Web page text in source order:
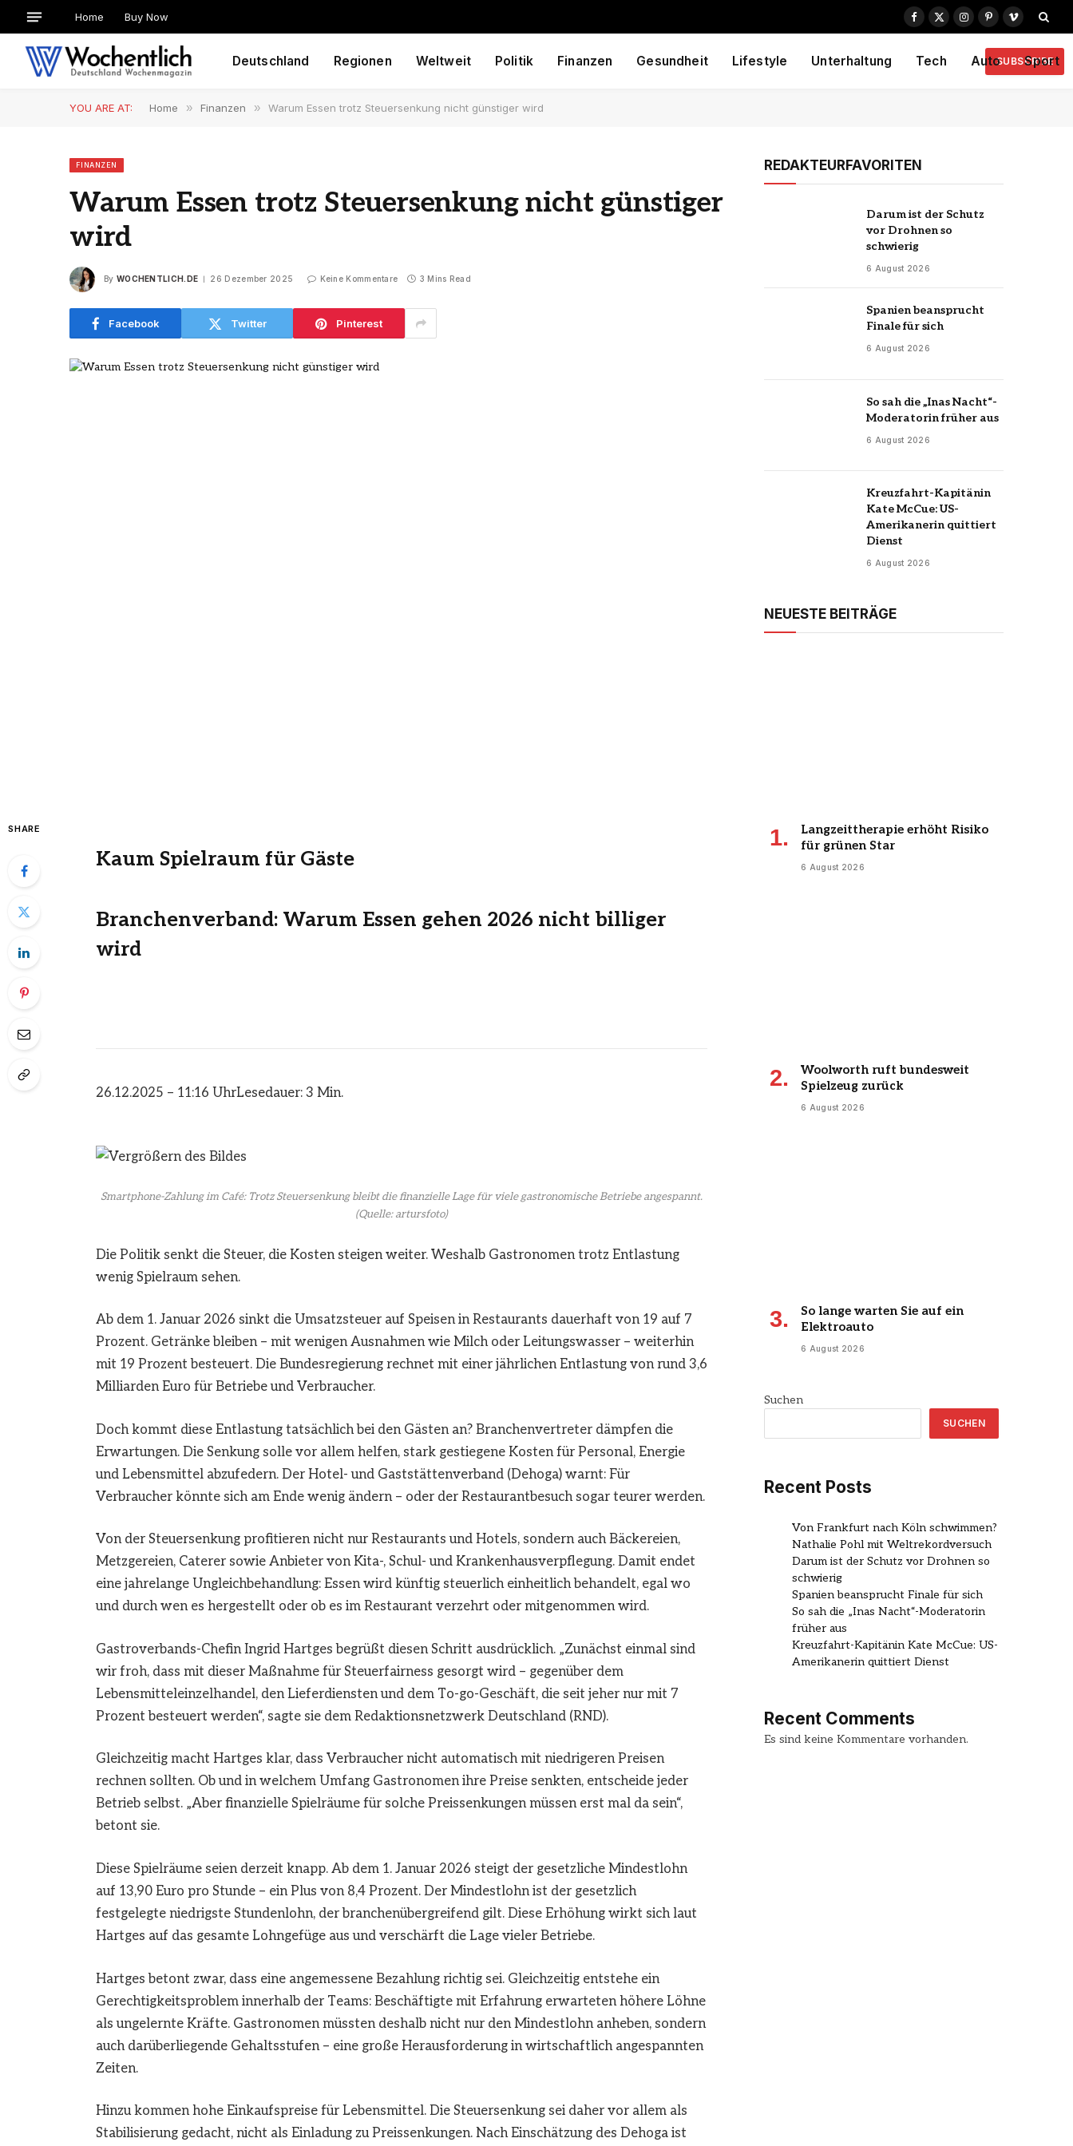
Home Buy Now
Facebook
X
Instagram
PinterestVimeo
Deutschland Regionen Weltweit Politik Finanzen Gesundheit Lifestyle Unterhaltung Tech Auto Sport
SUBSCRIBE
YOU ARE AT: Home » Finanzen » Warum Essen trotz Steuersenkung nicht günstiger wird
FINANZEN
Warum Essen trotz Steuersenkung nicht günstiger
wird
By WOCHENTLICH.DE 26 Dezember 2025 Keine Kommentare 3 Mins Read
Facebook Twitter Pinterest
SHARE
Kaum Spielraum für Gäste
Branchenverband: Warum Essen gehen 2026 nicht billiger
wird
26.12.2025 – 11:16 UhrLesedauer: 3 Min.
Smartphone-Zahlung im Café: Trotz Steuersenkung bleibt die finanzielle Lage für viele gastronomische Betriebe angespannt.
(Quelle: artursfoto)
Die Politik senkt die Steuer, die Kosten steigen weiter. Weshalb Gastronomen trotz Entlastung
wenig Spielraum sehen.
Ab dem 1. Januar 2026 sinkt die Umsatzsteuer auf Speisen in Restaurants dauerhaft von 19 auf 7
Prozent. Getränke bleiben – mit wenigen Ausnahmen wie Milch oder Leitungswasser – weiterhin
mit 19 Prozent besteuert. Die Bundesregierung rechnet mit einer jährlichen Entlastung von rund 3,6
Milliarden Euro für Betriebe und Verbraucher.
Doch kommt diese Entlastung tatsächlich bei den Gästen an? Branchenvertreter dämpfen die
Erwartungen. Die Senkung solle vor allem helfen, stark gestiegene Kosten für Personal, Energie
und Lebensmittel abzufedern. Der Hotel- und Gaststättenverband (Dehoga) warnt: Für
Verbraucher könnte sich am Ende wenig ändern – oder der Restaurantbesuch sogar teurer werden.
Von der Steuersenkung profitieren nicht nur Restaurants und Hotels, sondern auch Bäckereien,
Metzgereien, Caterer sowie Anbieter von Kita-, Schul- und Krankenhausverpflegung. Damit endet
eine jahrelange Ungleichbehandlung: Essen wird künftig steuerlich einheitlich behandelt, egal wo
und durch wen es hergestellt oder ob es im Restaurant verzehrt oder mitgenommen wird.
Gastroverbands-Chefin Ingrid Hartges begrüßt diesen Schritt ausdrücklich. „Zunächst einmal sind
wir froh, dass mit dieser Maßnahme für Steuerfairness gesorgt wird – gegenüber dem
Lebensmitteleinzelhandel, den Lieferdiensten und dem To-go-Geschäft, die seit jeher nur mit 7
Prozent besteuert werden“, sagte sie dem Redaktionsnetzwerk Deutschland (RND).
Gleichzeitig macht Hartges klar, dass Verbraucher nicht automatisch mit niedrigeren Preisen
rechnen sollten. Ob und in welchem Umfang Gastronomen ihre Preise senkten, entscheide jeder
Betrieb selbst. „Aber finanzielle Spielräume für solche Preissenkungen müssen erst mal da sein“,
betont sie.
Diese Spielräume seien derzeit knapp. Ab dem 1. Januar 2026 steigt der gesetzliche Mindestlohn
auf 13,90 Euro pro Stunde – ein Plus von 8,4 Prozent. Der Mindestlohn ist der gesetzlich
festgelegte niedrigste Stundenlohn, der branchenübergreifend gilt. Diese Erhöhung wirkt sich laut
Hartges auf das gesamte Lohngefüge aus und verschärft die Lage vieler Betriebe.
Hartges betont zwar, dass eine angemessene Bezahlung richtig sei. Gleichzeitig entstehe ein
Gerechtigkeitsproblem innerhalb der Teams: Beschäftigte mit Erfahrung erwarteten höhere Löhne
als ungelernte Kräfte. Gastronomen müssten deshalb nicht nur den Mindestlohn anheben, sondern
auch darüberliegende Gehaltsstufen – eine große Herausforderung in wirtschaftlich angespannten
Zeiten.
Hinzu kommen hohe Einkaufspreise für Lebensmittel. Die Steuersenkung sei daher vor allem als
Stabilisierung gedacht, nicht als Einladung zu Preissenkungen. Nach Einschätzung des Dehoga ist
REDAKTEURFAVORITEN
Darum ist der Schutz
vor Drohnen so
schwierig
6 August 2026
Spanien beansprucht
Finale für sich
6 August 2026
So sah die „Inas Nacht“-
Moderatorin früher aus
6 August 2026
Kreuzfahrt-Kapitänin
Kate McCue: US-
Amerikanerin quittiert
Dienst
6 August 2026
NEUESTE BEITRÄGE
Langzeittherapie erhöht Risiko
für grünen Star
6 August 2026
Woolworth ruft bundesweit
Spielzeug zurück
6 August 2026
So lange warten Sie auf ein
Elektroauto
6 August 2026
Suchen
SUCHEN
Recent Posts
Von Frankfurt nach Köln schwimmen?
Nathalie Pohl mit Weltrekordversuch
Darum ist der Schutz vor Drohnen so
schwierig
Spanien beansprucht Finale für sich
So sah die „Inas Nacht“-Moderatorin
früher aus
Kreuzfahrt-Kapitänin Kate McCue: US-
Amerikanerin quittiert Dienst
Recent Comments
Es sind keine Kommentare vorhanden.